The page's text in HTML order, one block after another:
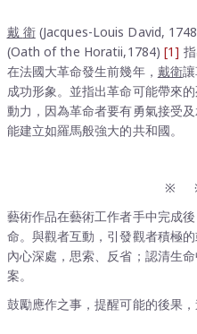
戴 衛(Jacques-Louis David,
(Oath of the Horatii,1784)[1]
在法國大革命發生前幾年， 戴衛
成功形象。並指出革命可能帶來
動力，因為革命者要有勇氣接受
能建立如羅馬般強大的共和國。
※
藝術作品在藝術工作者手中完成
命。與觀者互動，引發觀者積極
內心深處，思索、反省；認清生
案。
鼓勵應作之事，提醒可能的後果，